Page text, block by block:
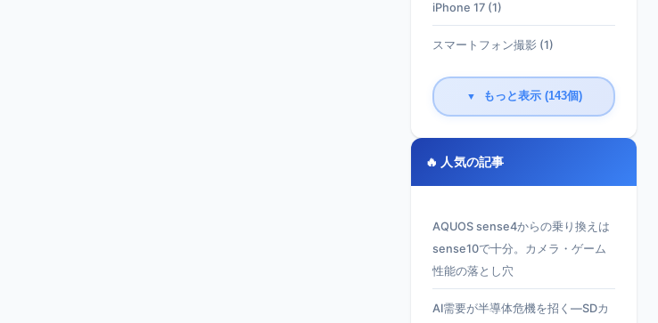
iPhone 17 (1)
スマートフォン撮影 (1)
▼ もっと表示 (143個)
🔥 人気の記事
AQUOS sense4からの乗り換えは
sense10で十分。カメラ・ゲーム
性能の落とし穴
AI需要が半導体危機を招く—SDカ